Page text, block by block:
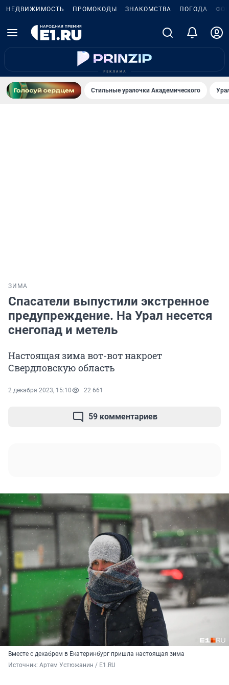
НЕДВИЖИМОСТЬ ПРОМОКОДЫ ЗНАКОМСТВА ПОГОДА
Стильные уралочки Академического
ЗИМА
Спасатели выпустили экстренное
предупреждение. На Урал несется
снегопад и метель
Настоящая зима вот-вот накроет
Свердловскую область
2 декабря 2023, 15:10 22 661
59 комментариев
Вместе с декабрем в Екатеринбург пришла настоящая зима
Источник: Артем Устюжанин / E1.RU